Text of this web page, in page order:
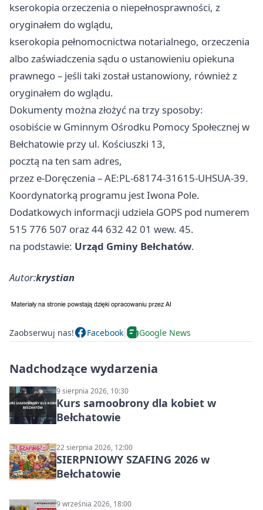
kserokopia orzeczenia o niepełnosprawności, z
oryginałem do wglądu,
kserokopia pełnomocnictwa notarialnego, orzeczenia
albo zaświadczenia sądu o ustanowieniu opiekuna
prawnego – jeśli taki został ustanowiony, również z
oryginałem do wglądu.
Dokumenty można złożyć na trzy sposoby:
osobiście w Gminnym Ośrodku Pomocy Społecznej w
Bełchatowie przy ul. Kościuszki 13,
pocztą na ten sam adres,
przez e-Doręczenia – AE:PL-68174-31615-UHSUA-39.
Koordynatorką programu jest Iwona Pole.
Dodatkowych informacji udziela GOPS pod numerem
515 776 507 oraz 44 632 42 01 wew. 45.
na podstawie: Urząd Gminy Bełchatów.
Autor:krystian
Zaobserwuj nas! Facebook Google News
Nadchodzące wydarzenia
9 sierpnia 2026, 10:30
Kurs samoobrony dla kobiet w
Bełchatowie
22 sierpnia 2026, 12:00
SIERPNIOWY SZAFING 2026 w
Bełchatowie
9 września 2026, 18:00